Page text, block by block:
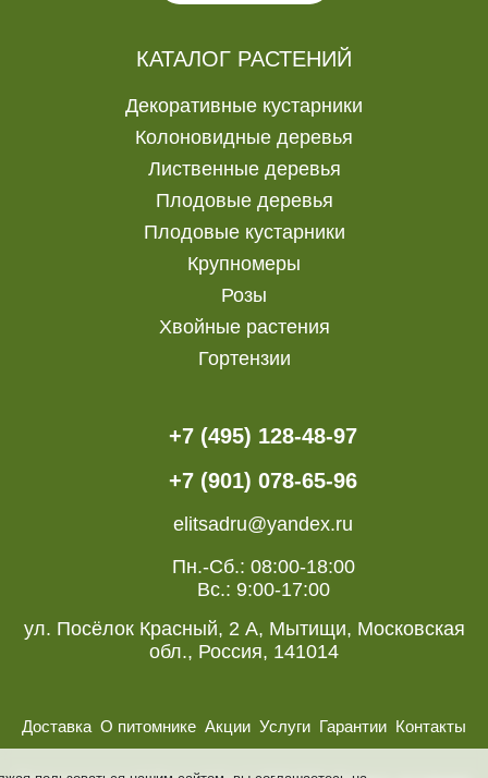
КАТАЛОГ РАСТЕНИЙ
Декоративные кустарники
Колоновидные деревья
Лиственные деревья
Плодовые деревья
Плодовые кустарники
Крупномеры
Розы
Хвойные растения
Гортензии
+7 (495) 128-48-97
+7 (901) 078-65-96
elitsadru@yandex.ru
Пн.-Сб.: 08:00-18:00
Вс.: 9:00-17:00
ул. Посёлок Красный, 2 А, Мытищи, Московская
обл., Россия, 141014
Доставка О питомнике Акции Услуги Гарантии Контакты